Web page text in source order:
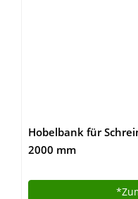
Hobelbank für
2000 mm